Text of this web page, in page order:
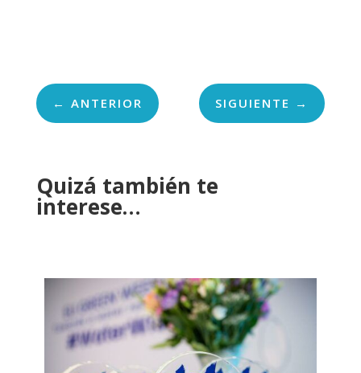
← ANTERIOR SIGUIENTE →
Quizá también te
interese…